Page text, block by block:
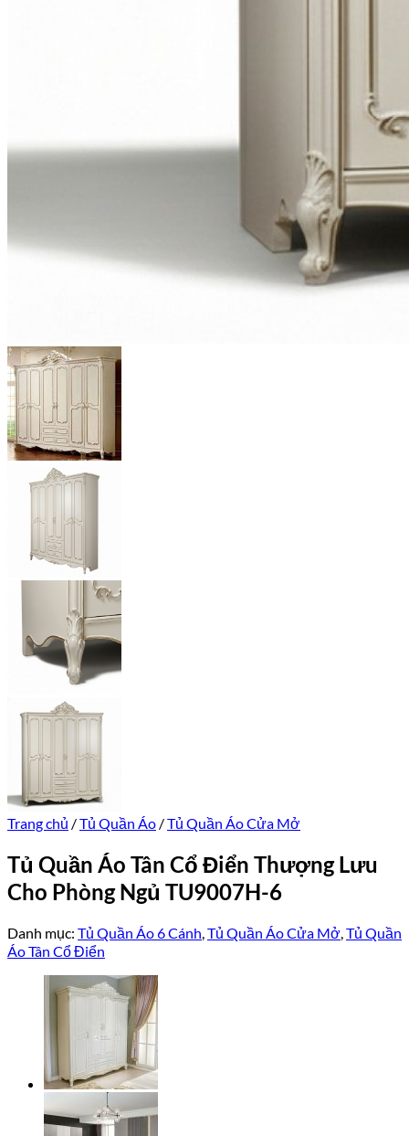
Trang chủ /Tủ Quần Áo /Tủ Quần Áo Cửa Mở
Tủ Quần Áo Tân Cổ Điển Thượng Lưu
Cho Phòng Ngủ TU9007H-6
Danh mục: Tủ Quần Áo 6 Cánh,Tủ Quần Áo Cửa Mở,Tủ Quần
Áo Tân Cổ Điển